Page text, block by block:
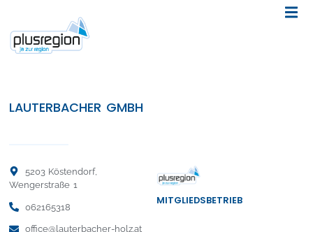
LAUTERBACHER GMBH
5203 Köstendorf,
Wengerstraße 1
062165318
office@lauterbacher-holz.at
MITGLIEDSBETRIEB